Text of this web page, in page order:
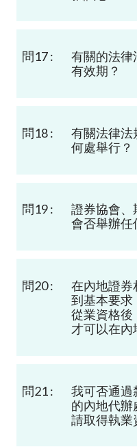
問17 :
有關的法律
有效期？
問18 :
有關法律法
何處舉行？
問19 :
證券協會、
會否舉辦任
問20 : 在內地證券
到基本要求
從業資格後
才可以在內
問21 :
我可否通過
的內地代辦
請取得執業